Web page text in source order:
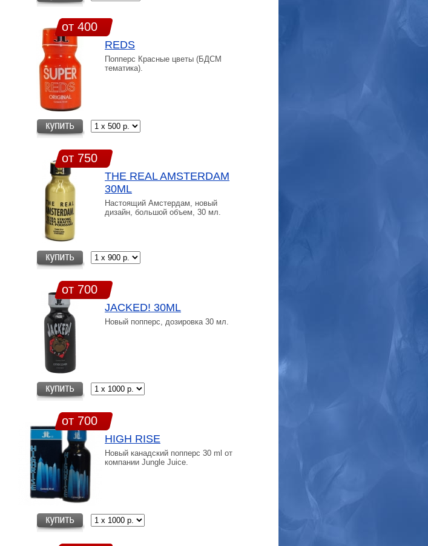
от 400
REDS
Попперс Красные цветы (БДСМ
тематика).
от 750
THE REAL AMSTERDAM
30ML
Настоящий Амстердам, новый
дизайн, большой объем, 30 мл.
от 700
JACKED! 30ML
Новый попперс, дозировка 30 мл.
от 700
HIGH RISE
Новый канадский попперс 30 ml от
компании Jungle Juice.